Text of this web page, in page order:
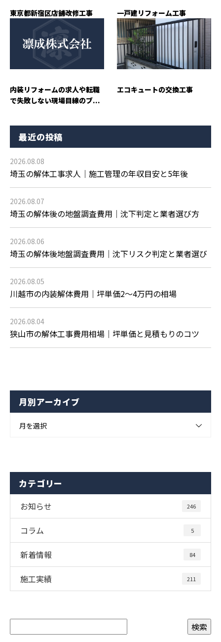
東京都新宿区店舗改修工事 一戸建リフォーム工事
内装リフォームの求人や転職
で失敗しない現場目線のブ...
エコキュートの交換工事
最近の投稿
2026.08.08
埼玉の解体工事求人｜施工管理の年収目安と5年後
2026.08.07
埼玉の解体後の地盤調査費用｜沈下判定と業者選び方
2026.08.06
埼玉の解体後地盤調査費用｜沈下リスク判定と業者選び
2026.08.05
川越市の内装解体費用｜坪単価2〜4万円の相場
2026.08.04
狭山市の解体工事費用相場｜坪単価と見積もりのコツ
月別アーカイブ
月を選択
カテゴリー
お知らせ 246
コラム 5
新着情報 84
施工実績 211